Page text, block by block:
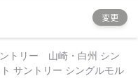
変更
トリー 山崎・白州 シン
サントリー シングルモル